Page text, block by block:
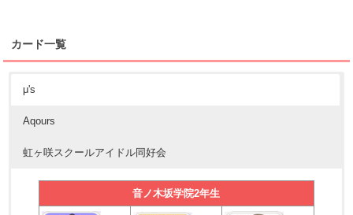
カード一覧
μ's
Aqours
虹ヶ咲スクールアイドル同好会
音ノ木坂学院2年生